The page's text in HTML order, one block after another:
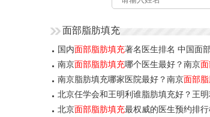
面部脂肪填充
国内面部脂肪填充著名医生排名 中国面
南京面部脂肪填充哪个医生最好？南京
南京脂肪填充哪家医院最好？南京面部
北京任学会和王明利谁脂肪填充好？王
北京面部脂肪填充最权威的医生预约排